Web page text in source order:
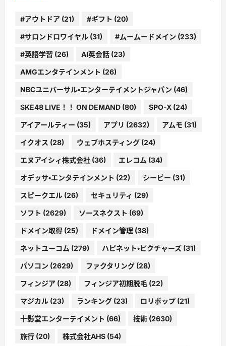
#アウトドア (21) #ギフト (20)
#サロンドロワイヤル (31) #ムームードメイン (233)
#英語学習 (26) AI英会話 (23)
AMGエンタテインメント (26)
NBCユニバーサル・エンターテイメントジャパン (46)
SKE48 LIVE！！ ON DEMAND (80) SPO-X (24)
アイアールティー (35) アプリ (2632) アムモ (31)
イクオス (28) ウェブホスティング (24)
エヌアイシィ株式会社 (36) エレコム (34)
オデッサ・エンタテインメント (22) シービー (31)
スピークエル (26) セキュリティ (29)
ソフト (2629) ソースネクスト (69)
ドメイン取得 (25) ドメイン管理 (38)
ネットユーコム (279) ハピネット・ピクチャーズ (31)
パソコン (2629) ファクタリング (28)
フィンジア (28) フィンジア初期脱毛 (22)
マジカル (23) ランキング (23) ロリポップ (21)
十影堂エンターテイメント (66) 技術 (2630)
旅行 (20) 株式会社AHS (54)